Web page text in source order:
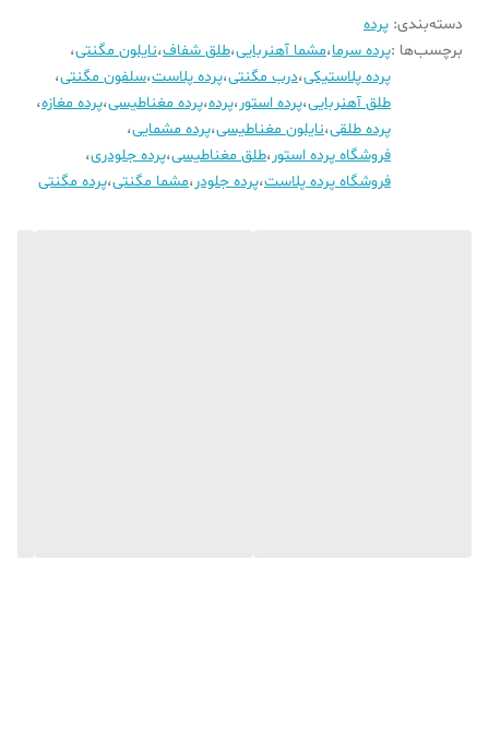
دسته‌بندی: پرده
برچسب‌ها :پرده سرما،مشما آهنربایی،طلق شفاف،نایلون مگنتی،
پرده پلاستیکی،درب مگنتی،پرده پلاست،سلفون مگنتی،
طلق آهنربایی،پرده استور،پرده،پرده مغناطیسی،پرده مغازه،
پرده طلقی،نایلون مغناطیسی،پرده مشمایی،
فروشگاه پرده استور،طلق مغناطیسی،پرده جلودری،
فروشگاه پرده پلاست،پرده جلودر،مشما مگنتی،پرده مگنتی